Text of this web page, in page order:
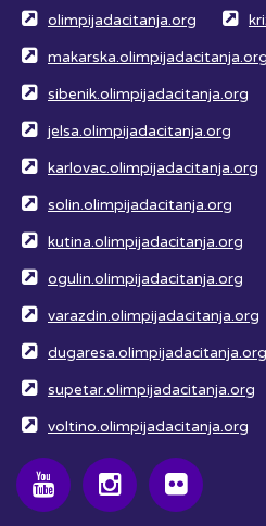
olimpijadacitanja.org
makarska.olimpijadacitanja.org
sibenik.olimpijadacitanja.org
jelsa.olimpijadacitanja.org
karlovac.olimpijadacitanja.org
solin.olimpijadacitanja.org
kutina.olimpijadacitanja.org
ogulin.olimpijadacitanja.org
varazdin.olimpijadacitanja.org
dugaresa.olimpijadacitanja.org
supetar.olimpijadacitanja.org
voltino.olimpijadacitanja.org